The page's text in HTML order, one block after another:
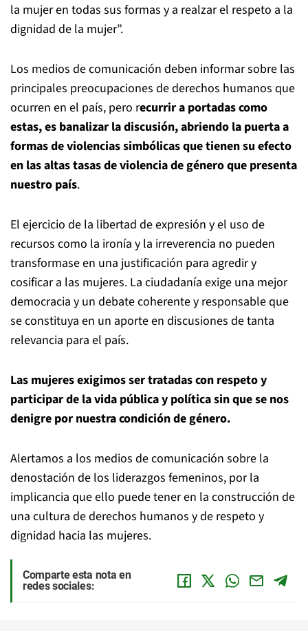
la mujer en todas sus formas y a realzar el respeto a la
dignidad de la mujer”.
Los medios de comunicación deben informar sobre las
principales preocupaciones de derechos humanos que
ocurren en el país, pero recurrir a portadas como
estas, es banalizar la discusión, abriendo la puerta a
formas de violencias simbólicas que tienen su efecto
en las altas tasas de violencia de género que presenta
nuestro país.
El ejercicio de la libertad de expresión y el uso de
recursos como la ironía y la irreverencia no pueden
transformase en una justificación para agredir y
cosificar a las mujeres. La ciudadanía exige una mejor
democracia y un debate coherente y responsable que
se constituya en un aporte en discusiones de tanta
relevancia para el país.
Las mujeres exigimos ser tratadas con respeto y
participar de la vida pública y política sin que se nos
denigre por nuestra condición de género.
Alertamos a los medios de comunicación sobre la
denostación de los liderazgos femeninos, por la
implicancia que ello puede tener en la construcción de
una cultura de derechos humanos y de respeto y
dignidad hacia las mujeres.
Comparte esta nota en
redes sociales: